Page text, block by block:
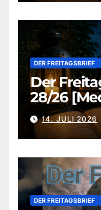
DER FREITAGSBRIEF
Der
28/26
14. JULI 2026
DER FREITAGSBRIEF